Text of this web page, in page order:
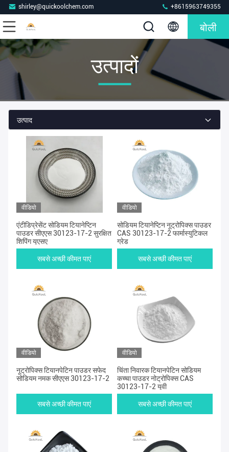
shirley@quickoolchem.com +8615963749355
बोली
उत्पादों
उत्पाद
वीडियो
एंटीडिप्रेसेंट सोडियम टियानेप्टिन
पाउडर सीएएस 30123-17-2 सुरक्षित
शिपिंग यूएसए
सबसे अच्छी कीमत पाएं
वीडियो
सोडियम टियानेप्टिन नूट्रोपिक्स पाउडर
CAS 30123-17-2 फार्मास्युटिकल
ग्रेड
सबसे अच्छी कीमत पाएं
वीडियो
नूट्रोपिक्स टियानपेटिन पाउडर सफेद
सोडियम नमक सीएएस 30123-17-2
सबसे अच्छी कीमत पाएं
वीडियो
चिंता निवारक टियानपेटिन सोडियम
कच्चा पाउडर नोट्रोपिक्स CAS
30123-17-2 यूवी
सबसे अच्छी कीमत पाएं